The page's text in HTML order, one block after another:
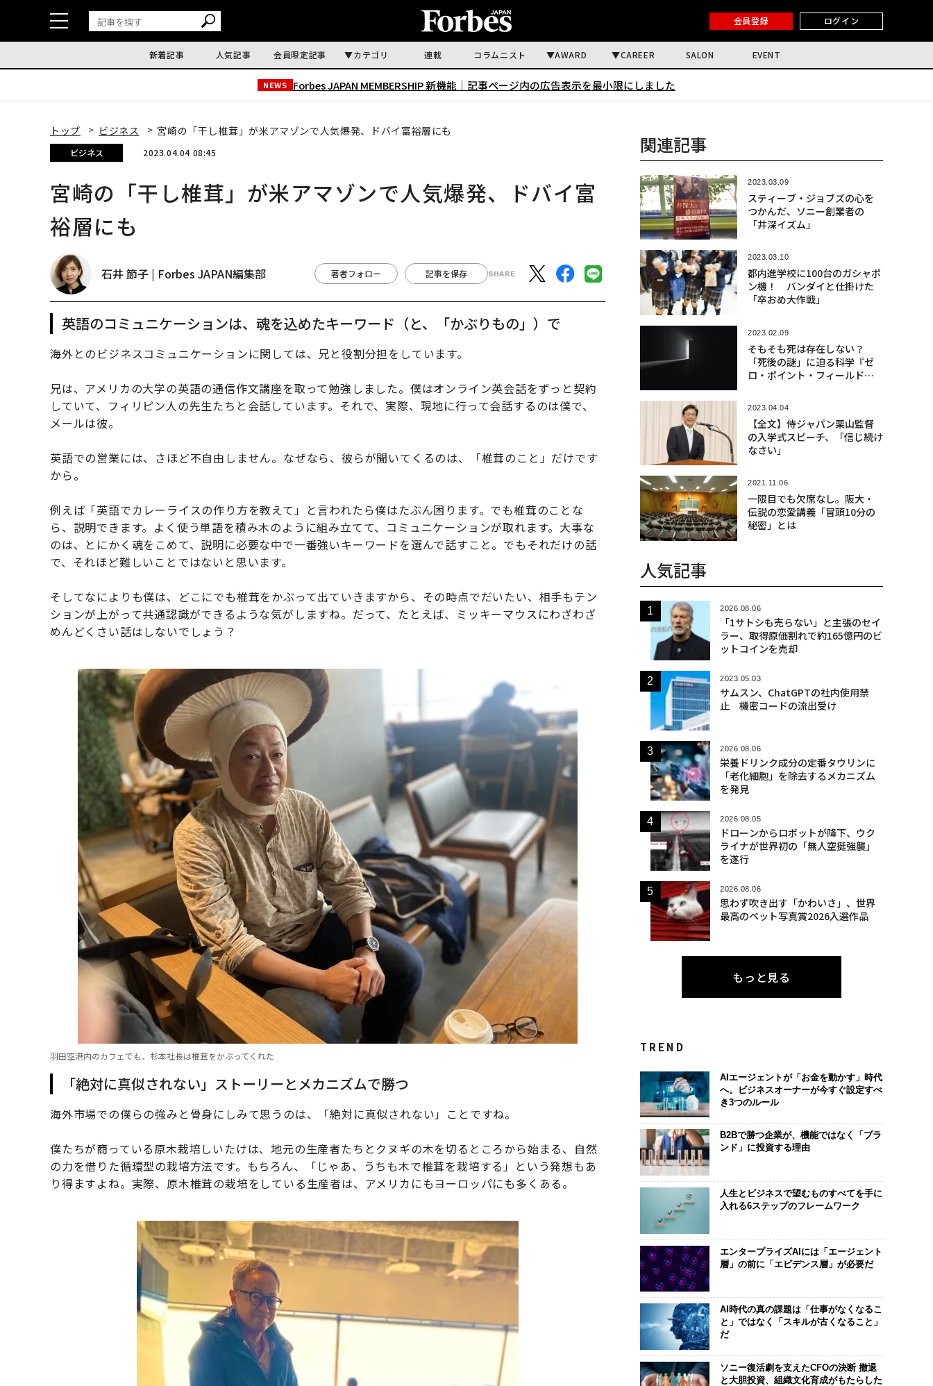
会員登録 ログイン
新着記事 人気記事 会員限定記事 カテゴリ 連載 コラムニスト AWARD CAREER SALON EVENT
NEWS Forbes JAPAN MEMBERSHIP 新機能｜ 記事ページ内の広告表示を最小限にしました
トップ ビジネス 宮崎の「干し椎茸」が米アマゾンで人気爆発、ドバイ富裕層にも
ビジネス 2023.04.04 08:45
宮崎の「干し椎茸」が米アマゾンで人気爆発、ドバイ富
裕層にも
石井 節子 | Forbes JAPAN編集部 著者フォロー 記事を保存
英語のコミュニケーションは、魂を込めたキーワード（と、「かぶりもの」）で
海外とのビジネスコミュニケーションに関しては、兄と役割分担をしています。
兄は、アメリカの大学の英語の通信作文講座を取って勉強しました。僕はオンライン英会話をずっと契約
していて、フィリピン人の先生たちと会話しています。それで、実際、現地に行って会話するのは僕で、
メールは彼。
英語での営業には、さほど不自由しません。なぜなら、彼らが聞いてくるのは、「椎茸のこと」だけです
から。
例えば「英語でカレーライスの作り方を教えて」と言われたら僕はたぶん困ります。でも椎茸のことな
ら、説明できます。よく使う単語を積み木のように組み立てて、コミュニケーションが取れます。大事な
のは、とにかく魂をこめて、説明に必要な中で一番強いキーワードを選んで話すこと。でもそれだけの話
で、それほど難しいことではないと思います。
そしてなによりも僕は、どこにでも椎茸をかぶって出ていきますから、その時点でだいたい、相手もテン
ションが上がって共通認識ができるような気がしますね。だって、たとえば、ミッキーマウスにわざわざ
めんどくさい話はしないでしょう？
羽田空港内のカフェでも、杉本社長は椎茸をかぶってくれた
「絶対に真似されない」ストーリーとメカニズムで勝つ
海外市場での僕らの強みと骨身にしみて思うのは、「絶対に真似されない」ことですね。
僕たちが商っている原木栽培しいたけは、地元の生産者たちとクヌギの木を切るところから始まる、自然
の力を借りた循環型の栽培方法です。もちろん、「じゃあ、うちも木で椎茸を栽培する」という発想もあ
り得ますよね。実際、原木椎茸の栽培をしている生産者は、アメリカにもヨーロッパにも多くある。
関連記事
2023.03.09
スティーブ・ジョブズの心を
つかんだ、ソニー創業者の
「井深イズム」
2023.03.10
都内進学校に100台のガシャポ
ン機！ バンダイと仕掛けた
「卒おめ大作戦」
2023.02.09
そもそも死は存在しない？
「死後の謎」に迫る科学『ゼ
ロ・ポイント・フィールド』
2023.04.04
【全文】侍ジャパン栗山監督
の入学式スピーチ、「信じ続け
なさい」
2021.11.06
一限目でも欠席なし。阪大・
伝説の恋愛講義「冒頭10分の
秘密」とは
人気記事
2026.08.06
「1サトシも売らない」と主張のセイ
ラー、取得原価割れで約165億円のビ
ットコインを売却
2023.05.03
サムスン、ChatGPTの社内使用禁
止 機密コードの流出受け
2026.08.06
栄養ドリンク成分の定番タウリンに
「老化細胞」を除去するメカニズム
を発見
2026.08.05
ドローンからロボットが降下、ウク
ライナが世界初の「無人空挺強襲」
を遂行
2026.08.06
思わず吹き出す「かわいさ」、世界
最高のペット写真賞2026入選作品
もっと見る
TREND
AIエージェントが「お金を動かす」時代
へ。ビジネスオーナーが今すぐ設定すべ
き3つのルール
B2Bで勝つ企業が、機能ではなく「ブラ
ンド」に投資する理由
人生とビジネスで望むものすべてを手に
入れる6ステップのフレームワーク
エンタープライズAIには「エージェント
層」の前に「エビデンス層」が必要だ
AI時代の真の課題は「仕事がなくなるこ
と」ではなく「スキルが古くなること」
だ
ソニー復活劇を支えたCFOの決断 撤退
と大胆投資、組織文化育成がもたらした